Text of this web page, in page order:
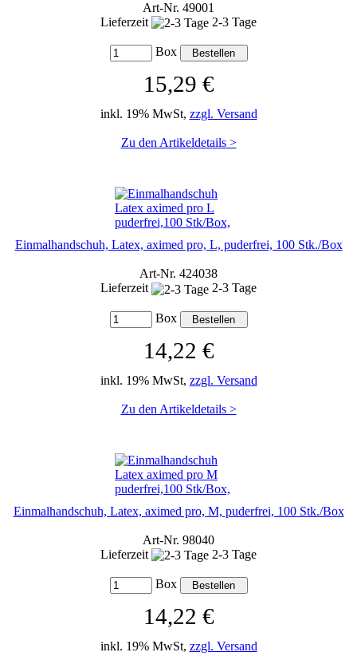
Art-Nr. 49001
Lieferzeit
2-3 Tage
Box
15,29 €
inkl. 19% MwSt, zzgl. Versand
Zu den Artikeldetails >
Einmalhandschuh, Latex, aximed pro, L, puderfrei, 100 Stk./Box
Art-Nr. 424038
Lieferzeit
2-3 Tage
Box
14,22 €
inkl. 19% MwSt, zzgl. Versand
Zu den Artikeldetails >
Einmalhandschuh, Latex, aximed pro, M, puderfrei, 100 Stk./Box
Art-Nr. 98040
Lieferzeit
2-3 Tage
Box
14,22 €
inkl. 19% MwSt, zzgl. Versand